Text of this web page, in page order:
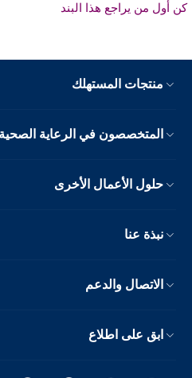
كن أول من يراجع هذا البند
منتجات المستهلك
المتخصصون في الرعاية الصحية
حلول الأعمال الأخرى
نبذة عنا
الاتصال والدعم
ابق على اطلاع